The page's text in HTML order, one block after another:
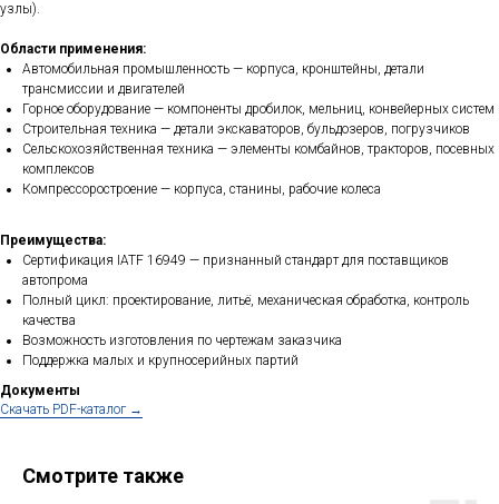
узлы).
Области применения:
Автомобильная промышленность — корпуса, кронштейны, детали
трансмиссии и двигателей
Горное оборудование — компоненты дробилок, мельниц, конвейерных систем
Строительная техника — детали экскаваторов, бульдозеров, погрузчиков
Сельскохозяйственная техника — элементы комбайнов, тракторов, посевных
комплексов
Компрессоростроение — корпуса, станины, рабочие колеса
Преимущества:
Сертификация IATF 16949 — признанный стандарт для поставщиков
автопрома
Полный цикл: проектирование, литьё, механическая обработка, контроль
качества
Возможность изготовления по чертежам заказчика
Поддержка малых и крупносерийных партий
Документы
Cкачать PDF-каталог →
Смотрите также